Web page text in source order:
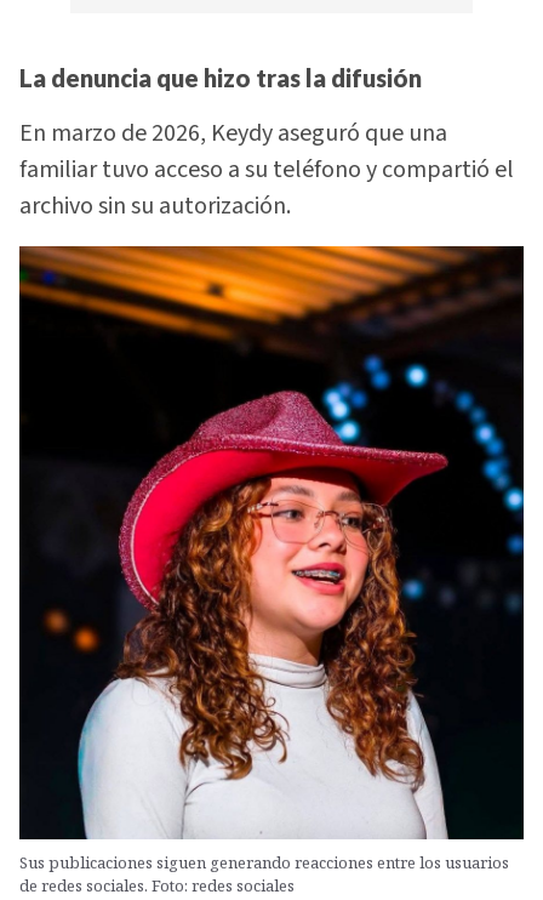
La denuncia que hizo tras la difusión
En marzo de 2026, Keydy aseguró que una
familiar tuvo acceso a su teléfono y compartió el
archivo sin su autorización.
Sus publicaciones siguen generando reacciones entre los usuarios
de redes sociales. Foto: redes sociales